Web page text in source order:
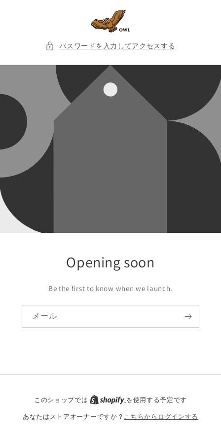
パスワードを入力してアクセスする
Opening soon
Be the first to know when we launch.
メール
このショップでは
を使用する予定です
あなたはストアオーナーですか？ こちらからログインする